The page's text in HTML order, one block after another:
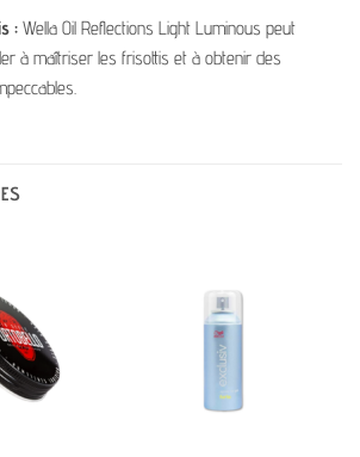
:Wella Oil Reflections Light Luminous peut
à maîtriser les frisottis et à obtenir des